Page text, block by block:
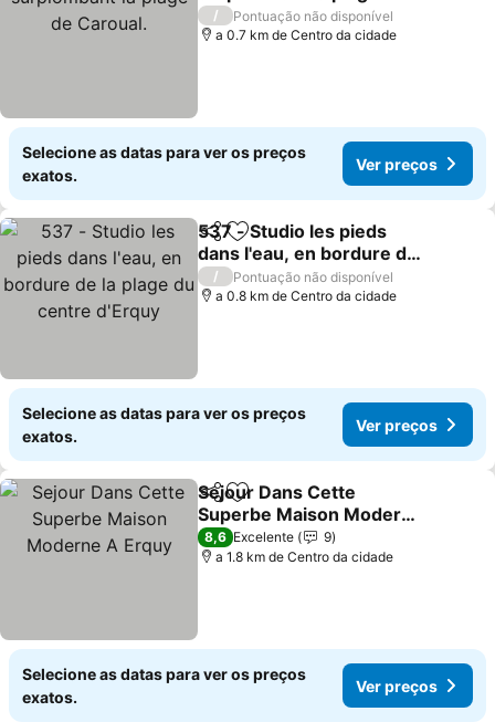
Caroual.
/
Pontuação não disponível
a 0.7 km de Centro da cidade
Selecione as datas para ver os preços
exatos.
Ver preços
PartilharAdicionar aos favoritos
537 - Studio les pieds
dans l'eau, en bordure de
la plage du centre d'Erquy
/
Pontuação não disponível
a 0.8 km de Centro da cidade
Selecione as datas para ver os preços
exatos.
Ver preços
PartilharAdicionar aos favoritos
Sejour Dans Cette
Superbe Maison Moderne
A Erquy
8,6 Excelente
9
a 1.8 km de Centro da cidade
Selecione as datas para ver os preços
exatos.
Ver preços